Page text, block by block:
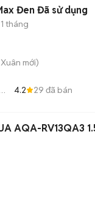
Đen Đã sử dụng
1 tháng
Xuân mới)
4.2 29 đã bán
AQA-RV13QA3